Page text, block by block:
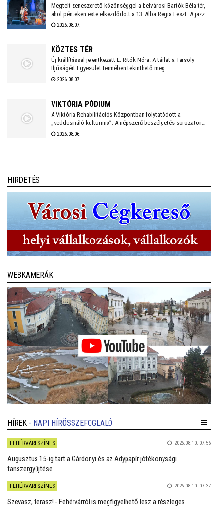
kiválóságai léptek színpadra.Megtelt zeneszerető közönséggel a belvárosi Bartók Béla tér,
ahol pénteken este elkezdődött a 13. Alba Regia Feszt. A jazz
számos stílusát felvonultató zenei kavalkádot a Hang-Szín-Tér
vasárnap este is ingyenes koncertek várják a fehérváriakat és
minden kedves vendéget.
2026.08.07.
KÖZTES TÉR
Új kiállítással jelentkezett L. Ritók Nóra. A tárlat a Tarsoly
Ifjúságért Egyesület termében tekinthető meg.
2026.08.07.
VIKTÓRIA PÓDIUM
A Viktória Rehabilitációs Központban folytatódott a
„keddcsináló kulturmix”. A népszerű beszélgetés sorozaton
ezúttal is kivételes vendégek tisztelték meg a Viktória Pódium
2026.08.06.
HIRDETÉS
WEBKAMERÁK
HÍREK - NAPI HÍRÖSSZEFOGLALÓ
FEHÉRVÁRI SZÍNES 2026.08.10. 07:56
Augusztus 15-ig tart a Gárdonyi és az Adypapír jótékonysági
tanszergyűjtése
FEHÉRVÁRI SZÍNES 2026.08.10. 07:37
Szevasz, terasz! - Fehérvárról is megfigyelhető lesz a részleges